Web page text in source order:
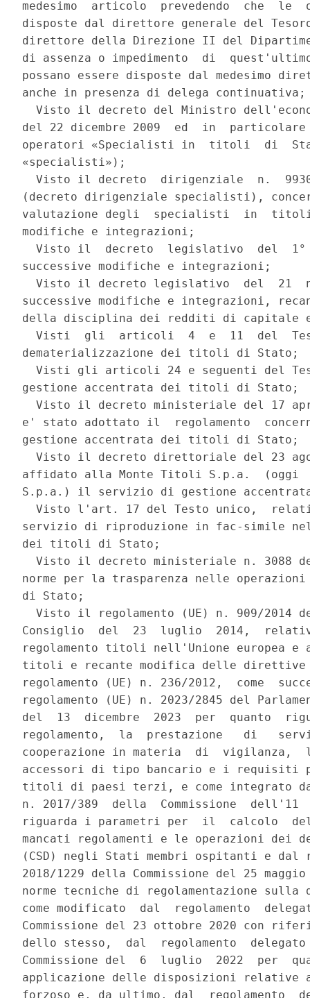
medesimo  articolo  prevedendo  che  le
disposte dal direttore generale del
direttore della Direzione II del
di assenza o impedimento  di
possano essere disposte dal medesimo
anche in presenza di delega
Visto il decreto del Ministro
del 22 dicembre 2009  ed  in
operatori «Specialisti in  titoli  di
«specialisti»);
Visto il decreto  dirigenziale  n.
(decreto dirigenziale specialisti),
valutazione degli  specialisti  in  titoli
modifiche e integrazioni;
Visto il  decreto  legislativo  del
successive modifiche e integrazioni;
Visto il decreto legislativo  del  21
successive modifiche e integrazioni,
della disciplina dei redditi di
Visti  gli  articoli  4  e  11  del
dematerializzazione dei titoli di Stato;
Visti gli articoli 24 e seguenti del
gestione accentrata dei titoli di Stato;
Visto il decreto ministeriale del 17
e' stato adottato il  regolamento
gestione accentrata dei titoli di Stato;
Visto il decreto direttoriale del 23
affidato alla Monte Titoli S.p.a.  (oggi
S.p.a.) il servizio di gestione
Visto l'art. 17 del Testo unico,
servizio di riproduzione in fac-simile
dei titoli di Stato;
Visto il decreto ministeriale n. 3088
norme per la trasparenza nelle
di Stato;
Visto il regolamento (UE) n. 909/2014
Consiglio  del  23  luglio  2014,
regolamento titoli nell'Unione europea
titoli e recante modifica delle direttive
regolamento (UE) n. 236/2012,  come
regolamento (UE) n. 2023/2845 del
del  13  dicembre  2023  per  quanto
regolamento,  la  prestazione   di
cooperazione in materia  di  vigilanza,
accessori di tipo bancario e i
titoli di paesi terzi, e come integrato dal
n. 2017/389  della  Commissione  dell'11
riguarda i parametri per  il  calcolo
mancati regolamenti e le operazioni
(CSD) negli Stati membri ospitanti e dal
2018/1229 della Commissione del 25
norme tecniche di regolamentazione
come modificato  dal  regolamento
Commissione del 23 ottobre 2020 con
dello stesso,  dal  regolamento
Commissione del  6  luglio  2022  per
applicazione delle disposizioni relative
forzoso e, da ultimo, dal  regolamento